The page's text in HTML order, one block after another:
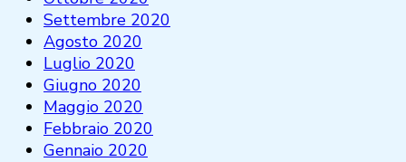
Settembre 2020
Agosto 2020
Luglio 2020
Giugno 2020
Maggio 2020
Febbraio 2020
Gennaio 2020